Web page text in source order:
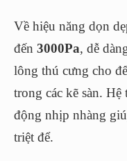
Về hiệu năng dọn
đến 3000Pa, dễ
lông thú cưng cho
trong các kẽ sàn.
động nhịp nhàng
triệt để.